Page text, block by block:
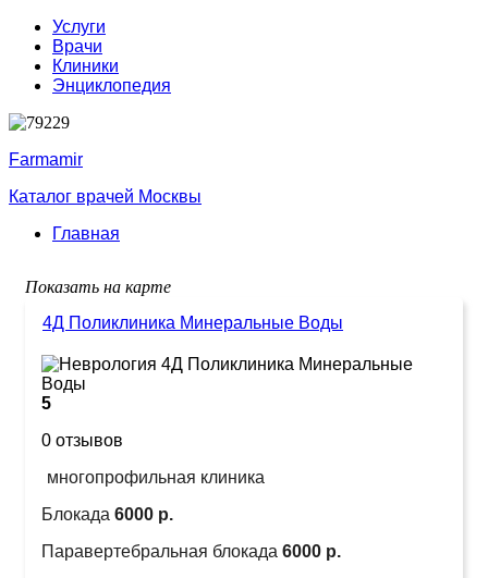
Услуги
Врачи
Клиники
Энциклопедия
Farmamir
Каталог врачей Москвы
Главная
Показать на карте
4Д Поликлиника Минеральные Воды
5
0 отзывов
многопрофильная клиника
Блокада 6000 р.
Паравертебральная блокада 6000 р.